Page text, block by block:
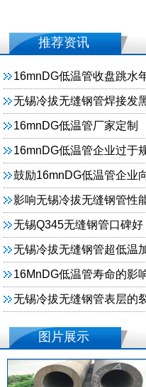
推荐资讯
16mnDG低温管收盘跳水
无锡冷拔无缝钢管焊接发
16mnDG低温管厂家定制
16mnDG低温管企业过于
鼓励16mnDG低温管企业
影响无锡冷拔无缝钢管性
无锡Q345无缝钢管口碑好
无锡冷拔无缝钢管超低温
16MnDG低温管寿命的影
无锡冷拔无缝钢管表层的
图片展示